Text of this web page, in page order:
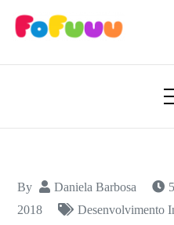
Fofuuu 🧠🚀
Aprender Brincando
By Daniela Barbosa
2018
Desenvolvimento